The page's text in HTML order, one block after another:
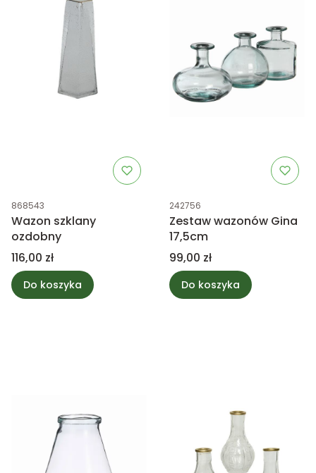
Kod produktu
868543
Wazon szklany
ozdobny
Cena
116,00 zł
Do koszyka
Kod produktu
242756
Zestaw wazonów Gina
17,5cm
Cena
99,00 zł
Do koszyka